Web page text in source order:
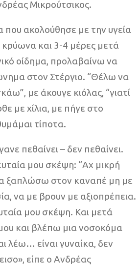
Μικρούτσικος.
που ακολούθησε με την υγεία
κρύωνα και 3-4 μέρες μετά
οίδημα, προλαβαίνω να
στον Στέργιο. “Θέλω να
με άκουγε κιόλας, “γιατί
με χίλια, με πήγε στο
τίποτα.
πεθαίνει – δεν πεθαίνει.
μου σκέψη: “Αχ μικρή
ξαπλώσω στον καναπέ μη με
να με βρουν με αξιοπρέπεια.
μου σκέψη. Και μετά
και βλέπω μια νοσοκόμα
λέω… είναι γυναίκα, δεν
είπε ο Ανδρέας